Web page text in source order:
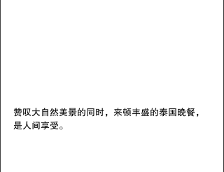
赞叹大自然美景的同时，来顿丰盛的泰国晚餐，
是人间享受。